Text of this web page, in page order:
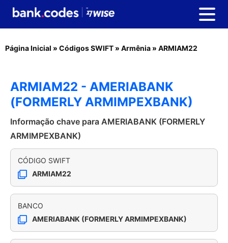
Página Inicial » Códigos SWIFT » Armênia » ARMIAM22
ARMIAM22 - AMERIABANK
(FORMERLY ARMIMPEXBANK)
Informação chave para AMERIABANK (FORMERLY
ARMIMPEXBANK)
CÓDIGO SWIFT
ARMIAM22
BANCO
AMERIABANK (FORMERLY ARMIMPEXBANK)